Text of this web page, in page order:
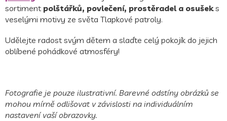
sortimentpolštářků, povlečení, prostěradel a osušeks
veselými motivy ze světa Tlapkové patroly.
Udělejte radost svým dětem a slaďte celý pokojík do jejich
oblíbené pohádkové atmosféry!
Fotografie je pouze ilustrativní. Barevné odstíny obrázků se
mohou mírně odlišovat v závislosti na individuálním
nastavení vaší obrazovky.